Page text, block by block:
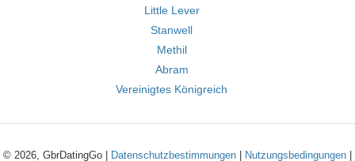
Little Lever
Stanwell
Methil
Abram
Vereinigtes Königreich
© 2026, GbrDatingGo | Datenschutzbestimmungen Nutzungsbedingungen